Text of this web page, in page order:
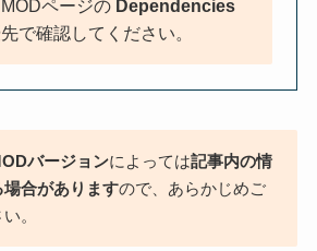
ページの Dependencies
で確認してください。
バージョンによっては記事内の情
場合がありますので、あらかじめご
。